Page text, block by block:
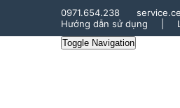
0971.654.238
Hướng dẫn sử dụng
Toggle Navigation